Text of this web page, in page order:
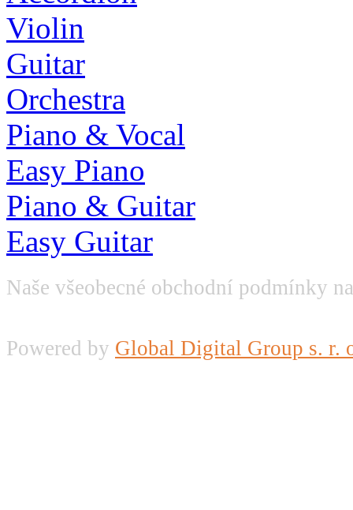
Violin
Guitar
Orchestra
Piano & Vocal
Easy Piano
Piano & Guitar
Easy Guitar
Naše všeobecné obchodní podmínky
Powered by Global Digital Group s. r.